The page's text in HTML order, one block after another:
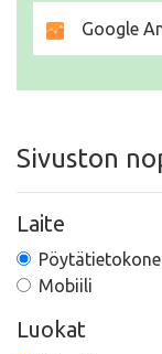
Google
Sivuston
Laite
Pöytätietokone
Mobiili
Luokat